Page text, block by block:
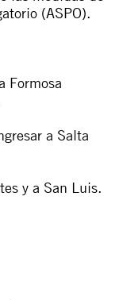
(ASPO).
Formosa
a Salta
y a San Luis.